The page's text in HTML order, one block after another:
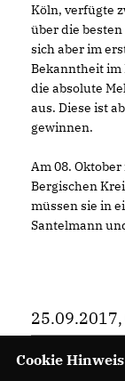
Köln, verfügte
über die
sich aber im
Bekanntheit im
die absolute
aus. Diese ist
gewinnen.
Am 08.
Bergischen
müssen sie in
Santelmann
Cookie Hinweis